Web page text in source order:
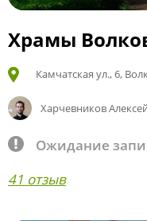
Храмы
Камчатская ул., 6,
Харчевников
Ожидание
41 отзыв